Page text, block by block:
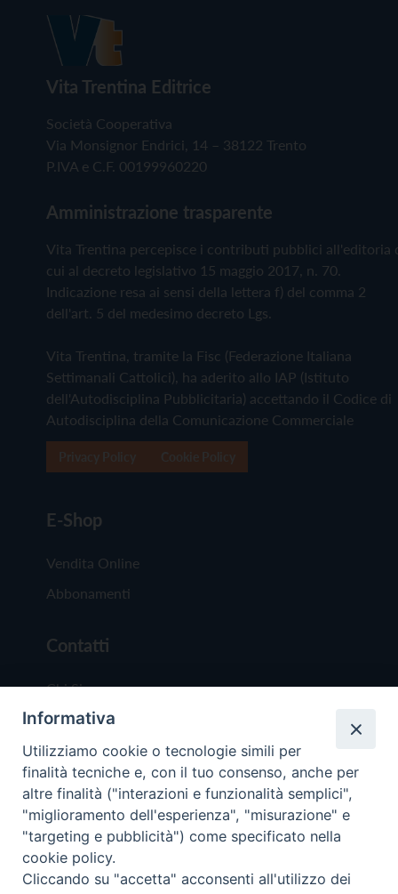
Vita Trentina Editrice
Società Cooperativa
Via Monsignor Endrici, 14 – 38122 Trento
P.IVA e C.F. 00199960220
Amministrazione trasparente
Vita Trentina percepisce i contributi pubblici all'editoria
cui al decreto legislativo 15 maggio 2017, n. 70.
Indicazione resa ai sensi della lettera f) del comma 2
dell'art. 5 del medesimo decreto Lgs.
Vita Trentina, tramite la Fisc (Federazione Italiana
Settimanali Cattolici), ha aderito allo IAP (Istituto
dell'Autodisciplina Pubblicitaria) accettando il Codice di
Autodisciplina della Comunicazione Commerciale
E-Shop
Vendita Online
Abbonamenti
Contatti
Chi Siamo
Redazione
Scrivici
Copyright © 2019 - Tutti i diritti riservati - Vita
Trentina Editrice
Informativa
Utilizziamo cookie o tecnologie simili per
finalità tecniche e, con il tuo consenso, anche per
altre finalità ("interazioni e funzionalità semplici",
"miglioramento dell'esperienza", "misurazione" e
"targeting e pubblicità") come specificato nella
cookie policy.
Cliccando su "accetta" acconsenti all'utilizzo dei